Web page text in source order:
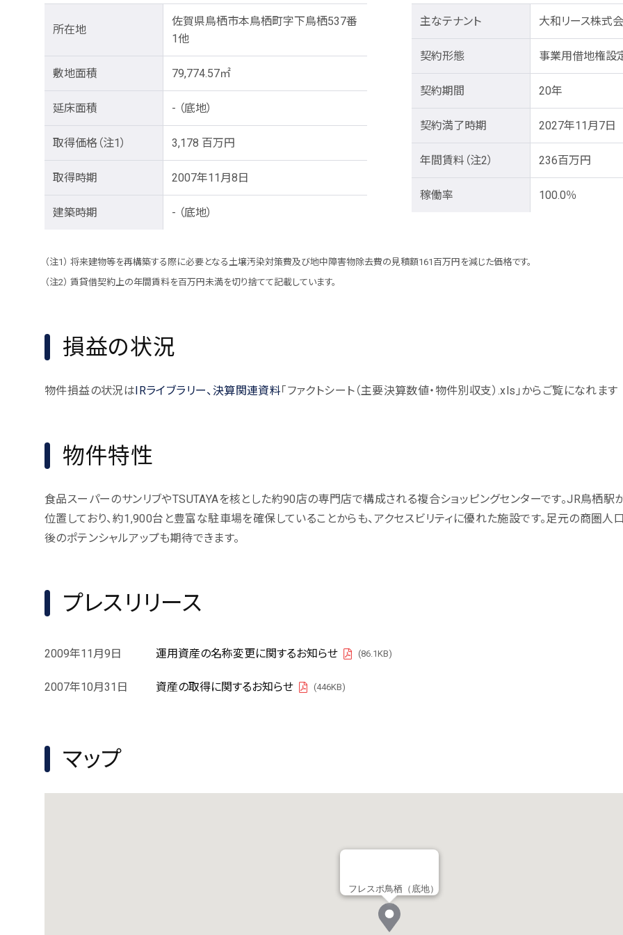
所在地
佐賀県鳥栖市本鳥栖町字下鳥栖537番
1他
敷地面積 79,774.57㎡
延床面積 - （底地）
取得価格 （注1） 3,178 百万円
取得時期 2007年11月8日
建築時期 - （底地）
主なテナント 大和リース株式
契約形態 事業用借地権設
契約期間 20年
契約満了時期 2027年11月7日
年間賃料 （注2） 236百万円
稼働率 100.0％
将来建物等を再構築する際に必要となる土壌汚染対策費及び地中障害物除去費の見積額161百万円を減じた価格です。
賃貸借契約上の年間賃料を百万円未満を切り捨てて記載しています。
損益の状況
物件損益の状況はIRライブラリー、決算関連資料「ファクトシート（主要決算数値・物件別収支）.xls」からご覧になれます
物件特性
食品スーパーのサンリブやTSUTAYAを核とした約90店の専門店で構成される複合ショッピングセンターです。JR鳥栖駅
位置しており、約1,900台と豊富な駐車場を確保していることからも、アクセスビリティに優れた施設です。足元の商圏人
後のポテンシャルアップも期待できます。
プレスリリース
2009年11月9日 運用資産の名称変更に関するお知らせ PDF
(86.1KB)
2007年10月31日 資産の取得に関するお知らせ PDF
(446KB)
マップ
フレスポ鳥栖（底地）